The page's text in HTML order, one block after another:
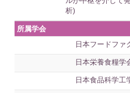
析)
所属学会
日本フードファ
日本栄養食糧学
日本食品科学工